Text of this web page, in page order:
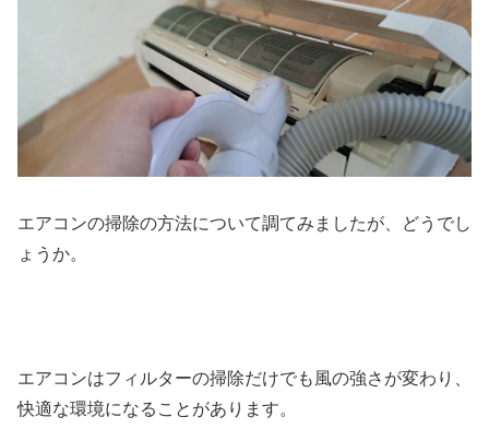
エアコンの掃除の方法について調てみましたが、どうでし
ょうか。
エアコンはフィルターの掃除だけでも風の強さが変わり、
快適な環境になることがあります。